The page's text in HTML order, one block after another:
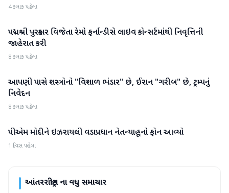
4 કલાક પહેલા
આંતરરાષ્ટ્રીય
પદ્મશ્રી પુરસ્કાર વિજેતા રેમો ફર્નાન્ડીસે લાઇવ કોન્સર્ટમાંથી નિવૃત્તિની
જાહેરાત કરી
8 કલાક પહેલા
આંતરરાષ્ટ્રીય
આપણી પાસે શસ્ત્રોનો "વિશાળ ભંડાર" છે, ઈરાન "ગરીબ" છે, ટ્રમ્પનું
નિવેદન
8 કલાક પહેલા
આંતરરાષ્ટ્રીય
પીએમ મોદીને ઇઝરાયલી વડાપ્રધાન નેતન્યાહૂનો ફોન આવ્યો
1 દિવસ પહેલા
આંતરરાષ્ટ્રીયના વધુ સમાચાર